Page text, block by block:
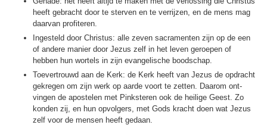
heeft gebracht door te sterven en te verrijzen, en de mens mag
daar­van profi­te­ren.
Inge­steld door Christus: alle zeven sacra­menten zijn op de een
of andere manier door Jezus zelf in het leven ge­roe­pen of
hebben hun wor­tels in zijn evan­ge­lische bood­schap.
Toe­ver­trouwd aan de Kerk: de Kerk heeft van Jezus de opdracht
gekregen om zijn werk op aarde voort te zetten. Daarom ont­
vingen de apos­te­len met Pink­ste­ren ook de heilige Geest. Zo
kon­den zij, en hun op­vol­gers, met Gods kracht doen wat Jezus
zelf voor de mensen heeft gedaan.